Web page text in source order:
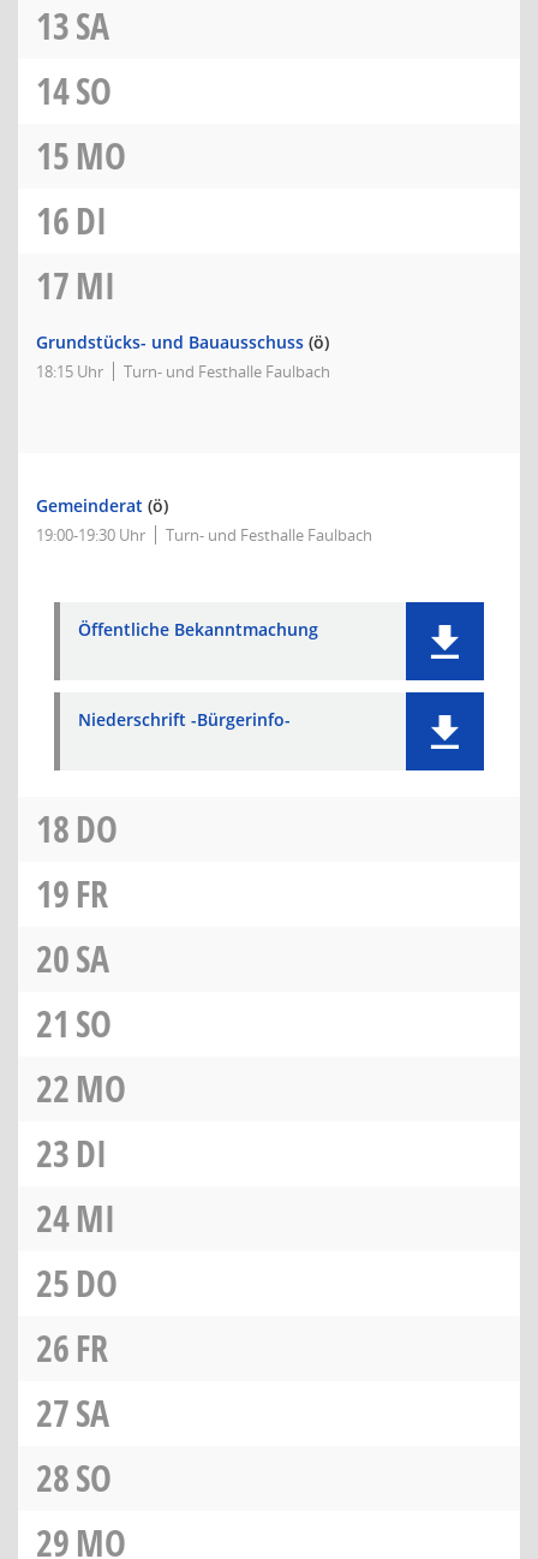
13SA
14SO
15MO
16DI
17MI
Grundstücks- und Bauausschuss (ö)
18:15 Uhr Turn- und Festhalle Faulbach
Gemeinderat (ö)
19:00-19:30 Uhr Turn- und Festhalle Faulbach
Öffentliche Bekanntmachung
Niederschrift -Bürgerinfo-
18DO
19FR
20SA
21 SO
22MO
23DI
24MI
25DO
26FR
27SA
28SO
29MO